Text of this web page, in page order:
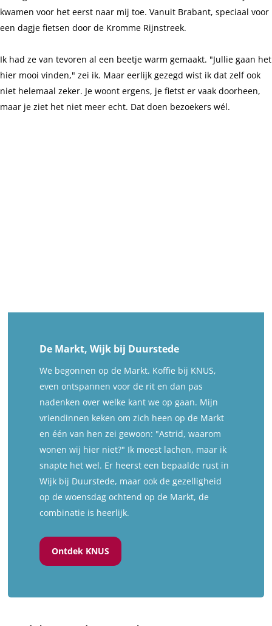
kwamen voor het eerst naar mij toe. Vanuit Brabant, speciaal voor
een dagje fietsen door de Kromme Rijnstreek.
Ik had ze van tevoren al een beetje warm gemaakt. "Jullie gaan het
hier mooi vinden," zei ik. Maar eerlijk gezegd wist ik dat zelf ook
niet helemaal zeker. Je woont ergens, je fietst er vaak doorheen,
maar je ziet het niet meer echt. Dat doen bezoekers wél.
De Markt, Wijk bij Duurstede
We begonnen op de Markt. Koffie bij KNUS,
even ontspannen voor de rit en dan pas
nadenken over welke kant we op gaan. Mijn
vriendinnen keken om zich heen op de Markt
en één van hen zei gewoon: "Astrid, waarom
wonen wij hier niet?" Ik moest lachen, maar ik
snapte het wel. Er heerst een bepaalde rust in
Wijk bij Duurstede, maar ook de gezelligheid
op de woensdag ochtend op de Markt, de
combinatie is heerlijk.
Ontdek KNUS